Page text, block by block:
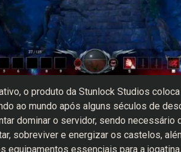
o produto da Stunlock Studios
ao mundo após alguns séculos de
dominar o servidor, sendo necessário
sobreviver e energizar os castelos,
equipamentos essenciais para a